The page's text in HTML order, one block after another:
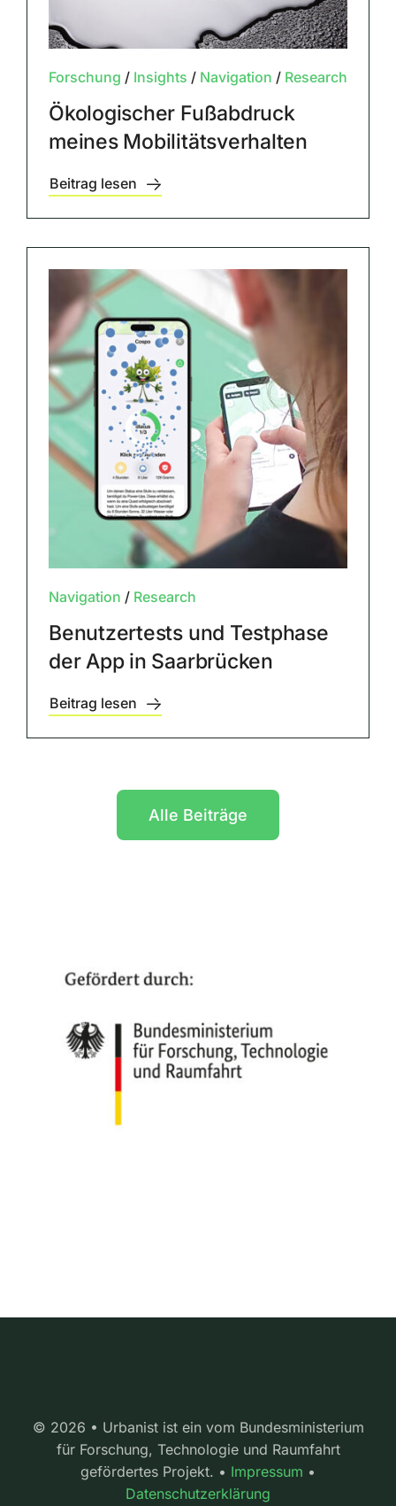
Forschung / Insights / Navigation / Research
Ökologischer Fußabdruck
meines Mobilitätsverhalten
Beitrag lesen
Navigation / Research
Benutzertests und Testphase
der App in Saarbrücken
Beitrag lesen
Alle Beiträge
© 2026 • Urbanist ist ein vom Bundesministerium
für Forschung, Technologie und Raumfahrt
gefördertes Projekt. • Impressum •
Datenschutzerklärung